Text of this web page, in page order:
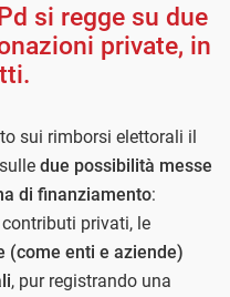
si regge su due
private, in
sui rimborsi elettorali il
due possibilità messe
di finanziamento:
privati, le
(come enti e aziende)
, pur registrando una